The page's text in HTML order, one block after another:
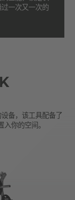
一次又一次的
备，该工具配备了
你的空间。